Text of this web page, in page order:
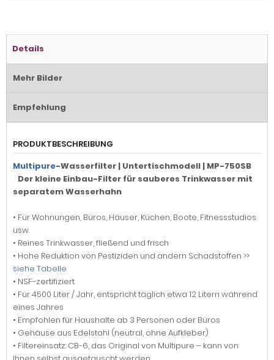
Details
Mehr Bilder
Empfehlung
PRODUKTBESCHREIBUNG
Multipure-Wasserfilter | Untertischmodell | MP-750SB
Der kleine Einbau-Filter für sauberes Trinkwasser mit
separatem Wasserhahn
• Für Wohnungen, Büros, Häuser, Küchen, Boote, Fitnessstudios
usw.
• Reines Trinkwasser, fließend und frisch
• Hohe Reduktion von Pestiziden und andern Schadstoffen >>
siehe Tabelle
• NSF-zertifiziert
• Für 4500 Liter / Jahr, entspricht täglich etwa 12 Litern während
eines Jahres
• Empfohlen für Haushalte ab 3 Personen oder Büros
• Gehäuse aus Edelstahl (neutral, ohne Aufkleber)
• Filtereinsatz: CB-6, das Original von Multipure – kann von